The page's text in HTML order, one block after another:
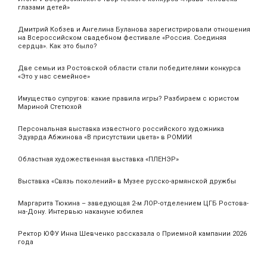
глазами детей»
Дмитрий Кобзев и Ангелина Буланова зарегистрировали отношения
на Всероссийском свадебном фестивале «Россия. Соединяя
сердца». Как это было?
Две семьи из Ростовской области стали победителями конкурса
«Это у нас семейное»
Имущество супругов: какие правила игры? Разбираем с юристом
Мариной Стетюхой
Персональная выставка известного российского художника
Эдуарда Абжинова «В присутствии цвета» в РОМИИ
Областная художественная выставка «ПЛЕНЭР»
Выставка «Связь поколений» в Музее русско-армянской дружбы
Маргарита Тюкина – заведующая 2-м ЛОР-отделением ЦГБ Ростова-
на-Дону. Интервью накануне юбилея
Ректор ЮФУ Инна Шевченко рассказала о Приемной кампании 2026
года